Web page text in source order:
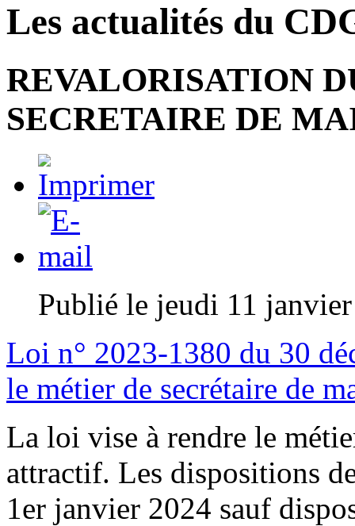
Les actualités du
REVALORISATION
SECRETAIRE DE
Publié le jeudi 11
Loi n° 2023-1380 du 30
le métier de secrétaire de
La loi vise à rendre le
attractif. Les dispositions
1er janvier 2024 sauf